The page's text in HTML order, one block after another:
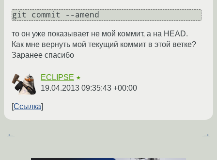
git commit --amend
то он уже показывает не мой коммит, а на HEAD.
Как мне вернуть мой текущий коммит в этой ветке?
Заранее спасибо
ECLIPSE ★
19.04.2013 09:35:43 +00:00
Ссылка
← →